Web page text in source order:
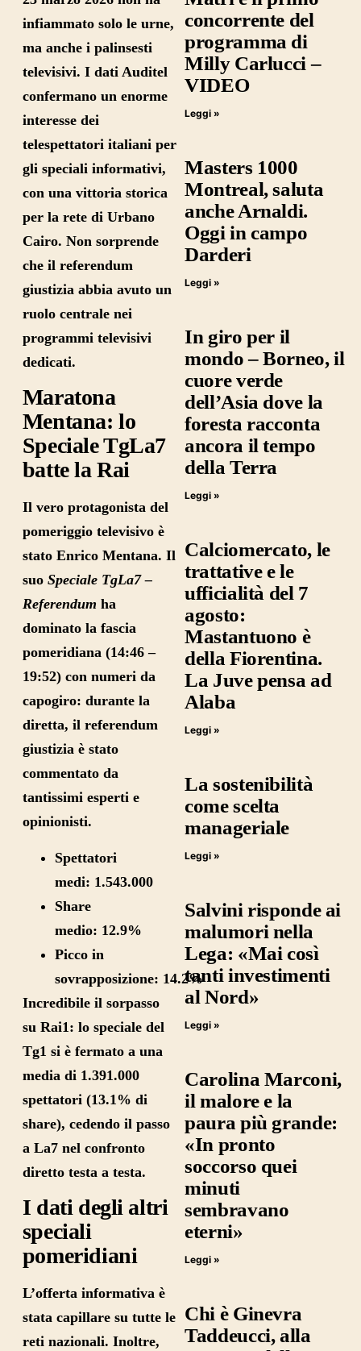
infiammato solo le urne,
ma anche i palinsesti
televisivi. I dati Auditel
confermano un enorme
interesse dei
telespettatori italiani per
gli speciali informativi,
con una vittoria storica
per la rete di Urbano
Cairo. Non sorprende
che il referendum
giustizia abbia avuto un
ruolo centrale nei
programmi televisivi
dedicati.
Maratona
Mentana: lo
Speciale TgLa7
batte la Rai
Il vero protagonista del
pomeriggio televisivo è
stato Enrico Mentana. Il
suo Speciale TgLa7 –
Referendum ha
dominato la fascia
pomeridiana (14:46 –
19:52) con numeri da
capogiro: durante la
diretta, il referendum
giustizia è stato
commentato da
tantissimi esperti e
opinionisti.
Spettatori
medi: 1.543.000
Share
medio: 12.9%
Picco in
sovrapposizione: 14.2%
Incredibile il sorpasso
su Rai1 : lo speciale del
Tg1 si è fermato a una
media di 1.391.000
spettatori (13.1% di
share), cedendo il passo
a La7 nel confronto
diretto testa a testa.
I dati degli altri
speciali
pomeridiani
L’offerta informativa è
stata capillare su tutte le
reti nazionali. Inoltre,
concorrente del
programma di
Milly Carlucci –
VIDEO
Leggi »
Masters 1000
Montreal, saluta
anche Arnaldi.
Oggi in campo
Darderi
Leggi »
In giro per il
mondo – Borneo, il
cuore verde
dell’Asia dove la
foresta racconta
ancora il tempo
della Terra
Leggi »
Calciomercato, le
trattative e le
ufficialità del 7
agosto:
Mastantuono è
della Fiorentina.
La Juve pensa ad
Alaba
Leggi »
La sostenibilità
come scelta
manageriale
Leggi »
Salvini risponde ai
malumori nella
Lega: «Mai così
tanti investimenti
al Nord»
Leggi »
Carolina Marconi,
il malore e la
paura più grande:
«In pronto
soccorso quei
minuti
sembravano
eterni»
Leggi »
Chi è Ginevra
Taddeucci, alla